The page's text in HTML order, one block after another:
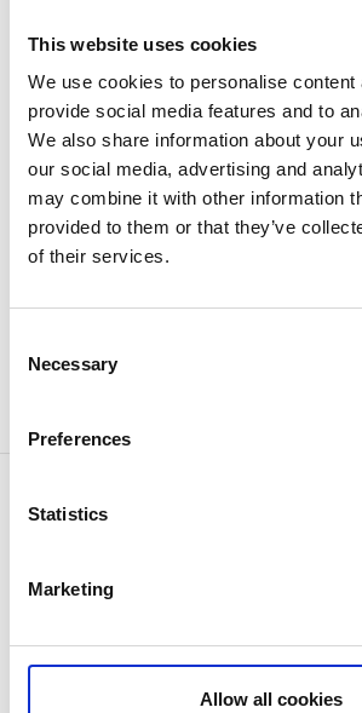
This website uses cookies
We use cookies to personalise content
provide social media features and to
We also share information about your
our social media, advertising and
may combine it with other information
provided to them or that they’ve
of their services.
Selection
Necessary
Preferences
Statistics
Marketing
Allow all cookies
kanal i Töreboda gästhamn.
Catering
KRUBB erbjuder catering.
I närområdet
Restaurangen ligger en kort promenad
cykelturister. Passa även på att betrakta
närliggande Äventyrsgolfen.
Telefon:0506 165 00
Hemsida:brasseriekrubb.se/